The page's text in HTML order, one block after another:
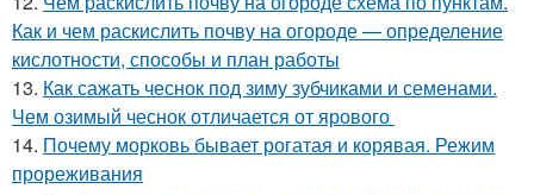
Как и чем раскислить почву на огороде — определение
кислотности, способы и план работы
13. Как сажать чеснок под зиму зубчиками и семенами.
Чем озимый чеснок отличается от ярового
14. Почему морковь бывает рогатая и корявая. Режим
прореживания